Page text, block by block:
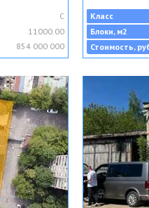
C
11000.00
854 000 000
Класс
Блоки, м2
Стоимость,